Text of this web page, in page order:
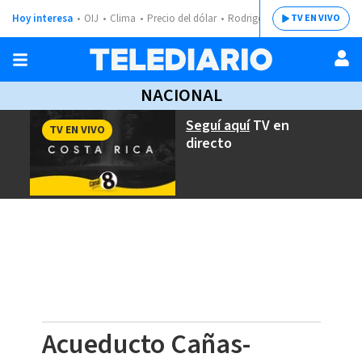
Hoy interesa OIJ Clima Precio del dólar Rodrigo ChavesTV EN VIVO
NACIONAL
Seguí aquíTV en
directo
TV EN VIVO
Acueducto Cañas-